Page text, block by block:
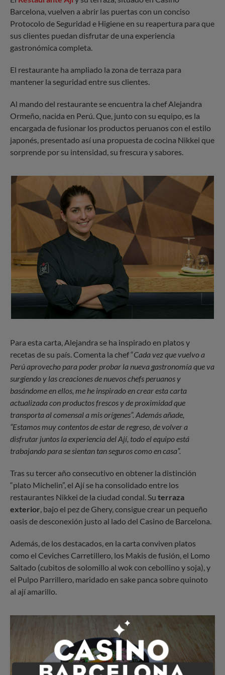
Barcelona, vuelven a abrir las puertas con un conciso
Protocolo de Seguridad e Higiene en su reapertura para que
sus clientes puedan disfrutar de una experiencia
gastronómica completa.
El restaurante ha ampliado la zona de terraza para
mantener la seguridad entre sus clientes.
Al mando del restaurante se encuentra la chef Alejandra
Ormeño, nacida en Perú. Que, junto con su equipo, es la
encargada de fusionar los productos peruanos con el estilo
japonés, presentado así una propuesta de cocina Nikkei que
sorprende por su intensidad, su frescura y sabores.
Para esta carta, Alejandra se ha inspirado en platos y
recetas de su país. Comenta la chef “Cada vez que vuelvo a
Perú aprovecho para poder probar la nueva gastronomía que va
surgiendo y las creaciones de nuevos chefs peruanos y
basándome en ellos, me he inspirado en crear esta carta
actualizada con productos frescos y de proximidad que
transporta al comensal a mis orígenes”. Además añade,
“Estamos muy contentos de estar de regreso, de volver a
disfrutar juntos la experiencia del Ají, todo el equipo está
trabajando para se sientan tan seguros como en casa”.
Tras su tercer año consecutivo en obtener la distinción
“plato Michelin”, el Ají se ha consolidado entre los
restaurantes Nikkei de la ciudad condal. Su terraza
exterior, bajo el pez de Ghery, consigue crear un pequeño
oasis de desconexión justo al lado del Casino de Barcelona.
Además, de los destacados, en la carta conviven platos
como el Ceviches Carretillero, los Makis de fusión, el Lomo
Saltado (cubitos de solomillo al wok con cebollino y soja), y
el Pulpo Parrillero, maridado en sake panca sobre quinoto
al ají amarillo.